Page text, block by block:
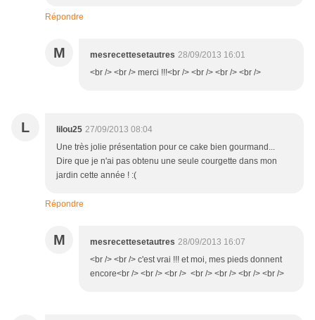
Répondre
M mesrecettesetautres 28/09/2013 16:01
<br /> <br /> merci !!!<br /> <br /> <br /> <br />
L lilou25 27/09/2013 08:04
Une très jolie présentation pour ce cake bien gourmand...
Dire que je n'ai pas obtenu une seule courgette dans mon
jardin cette année ! :(
Répondre
M mesrecettesetautres 28/09/2013 16:07
<br /> <br /> c'est vrai !!! et moi, mes pieds donnent
encore<br /> <br /> <br /> <br /> <br /> <br /> <br />